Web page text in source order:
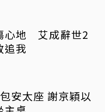
心地 艾成辭世2
追我
安太座 謝京穎以